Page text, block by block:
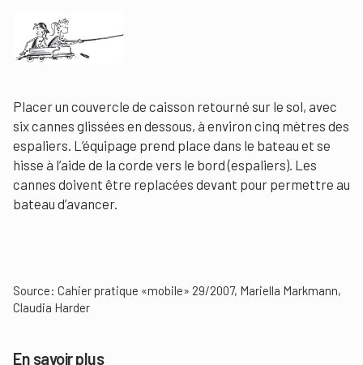
Placer un couvercle de caisson retourné sur le sol, avec
six cannes glissées en dessous, à environ cinq mètres des
espaliers. L’équipage prend place dans le bateau et se
hisse à l’aide de la corde vers le bord (espaliers). Les
cannes doivent être replacées devant pour permettre au
bateau d’avancer.
Source: Cahier pratique «mobile» 29/2007, Mariella Markmann,
Claudia Harder
En savoir plus